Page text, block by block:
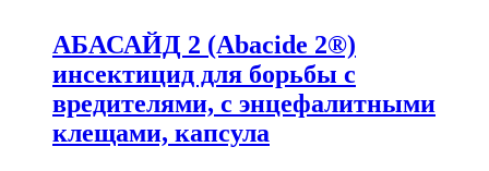
АБАСАЙД 2 (Abacide 2®)
инсектицид для борьбы с
вредителями, с энцефалитными
клещами, капсула